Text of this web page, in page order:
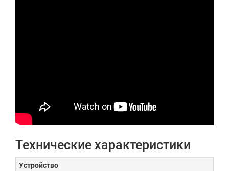
Технические характеристики
Устройство